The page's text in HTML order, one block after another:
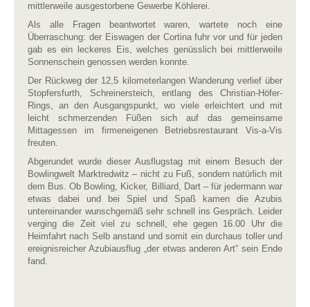
mittlerweile ausgestorbene Gewerbe Köhlerei.
Als alle Fragen beantwortet waren, wartete noch eine
Überraschung: der Eiswagen der Cortina fuhr vor und für jeden
gab es ein leckeres Eis, welches genüsslich bei mittlerweile
Sonnenschein genossen werden konnte.
Der Rückweg der 12,5 kilometerlangen Wanderung verlief über
Stopfersfurth, Schreinersteich, entlang des Christian-Höfer-
Rings, an den Ausgangspunkt, wo viele erleichtert und mit
leicht schmerzenden Füßen sich auf das gemeinsame
Mittagessen im firmeneigenen Betriebsrestaurant Vis-a-Vis
freuten.
Abgerundet wurde dieser Ausflugstag mit einem Besuch der
Bowlingwelt Marktredwitz – nicht zu Fuß, sondern natürlich mit
dem Bus. Ob Bowling, Kicker, Billiard, Dart – für jedermann war
etwas dabei und bei Spiel und Spaß kamen die Azubis
untereinander wunschgemäß sehr schnell ins Gespräch. Leider
verging die Zeit viel zu schnell, ehe gegen 16.00 Uhr die
Heimfahrt nach Selb anstand und somit ein durchaus toller und
ereignisreicher Azubiausflug „der etwas anderen Art“ sein Ende
fand.